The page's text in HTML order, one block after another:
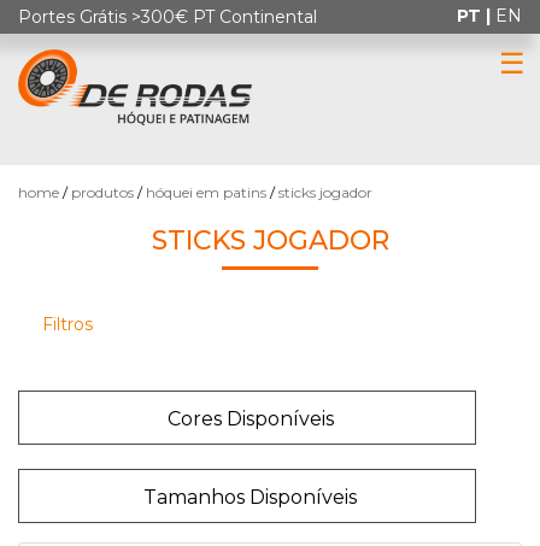
Portes Grátis >300€ PT Continental
PATINS
PATINAGEM
☰
PT | EN
home produtos hóquei em patins sticks jogador
STICKS JOGADOR
Filtros
Produtos
Cores Disponíveis
Tamanhos Disponíveis